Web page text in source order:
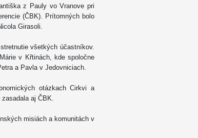
z Pauly vo Vranove pri
(ČBK). Prítomných bolo
Girasoli.
všetkých účastníkov.
v Křtinách, kde spoločne
a Pavla v Jedovniciach.
otázkach Cirkvi a
aj ČBK.
misiách a komunitách v